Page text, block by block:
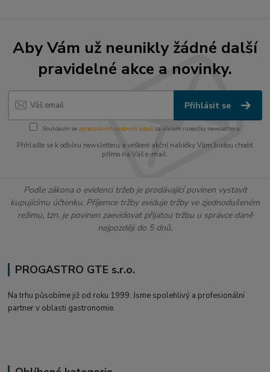
Aby Vám už neunikly žádné další
pravidelné akce a novinky.
Přihlásit se
Souhlasím se zpracováním osobních údajůza účelem rozesílky newsletteru.
Přihlašte se k odběru newsletteru a veškeré akční nabídky Vám budou chodit
přímo na Váš e-mail.
Podle zákona o evidenci tržeb je prodávající povinen vystavit
kupujícímu účtenku. Příjemce tržby eviduje tržby ve zjednodušeném
režimu, tzn. je povinen zaevidovat přijatou tržbu u správce daně
nejpozději do 5 dnů.
PROGASTRO GTE s.r.o.
Na trhu působíme již od roku 1999. Jsme spolehlivý a profesionální
partner v oblasti gastronomie.